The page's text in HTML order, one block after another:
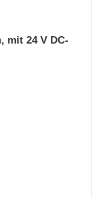
mit 24 V DC-